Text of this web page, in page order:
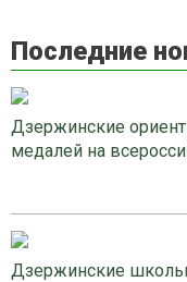
Последние
Дзержинские
медалей на
Дзержинские